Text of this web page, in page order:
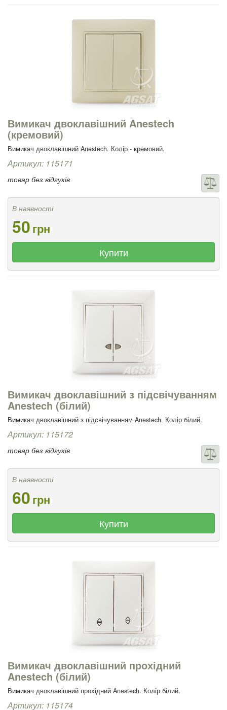
Вимикач двоклавішний Anestech
(кремовий)
Вимикач двоклавішний Anestech. Колір - кремовий.
Артикул: 115171
товар без відгуків
В наявності
50грн
Купити
Вимикач двоклавішний з підсвічуванням
Anestech (білий)
Вимикач двоклавішний з підсвічуванням Anestech. Колір білий.
Артикул: 115172
товар без відгуків
В наявності
60грн
Купити
Вимикач двоклавішний прохідний
Anestech (білий)
Вимикач двоклавішний прохідний Anestech. Колір білий.
Артикул: 115174